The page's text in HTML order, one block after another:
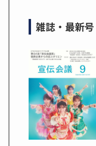
雑誌・最新号